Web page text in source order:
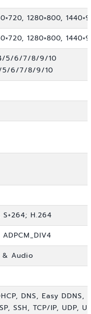
1280×800,
1280×800,
5/6/7/8/9/10
5/6/7/8/9/10
H.264
ADPCM_DIV4
Audio
DNS, Easy DDNS,
SSH, TCP/IP, UDP,